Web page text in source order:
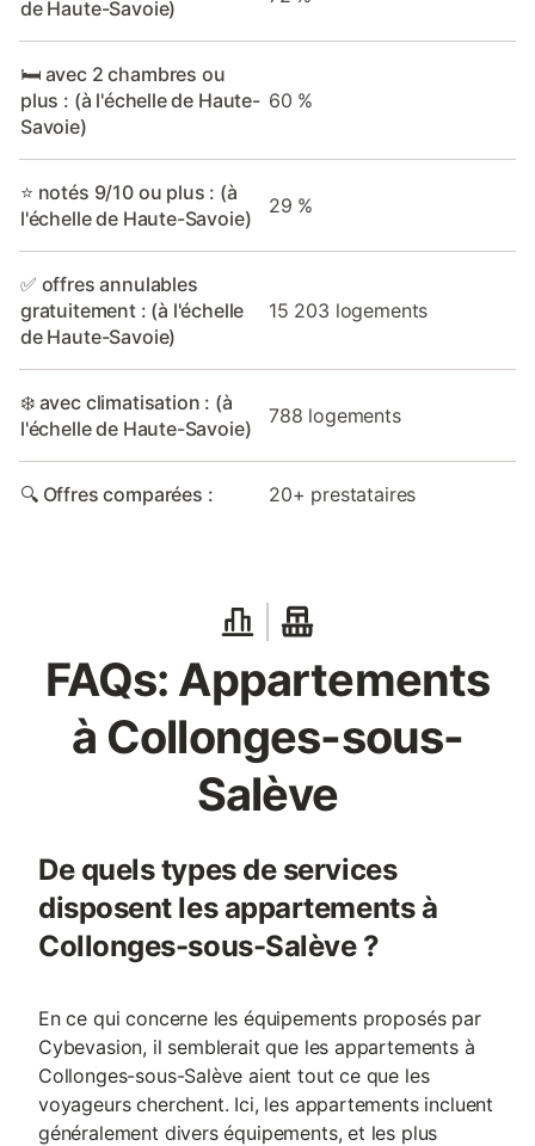
de Haute-Savoie)
🛏️ avec 2 chambres ou
plus : (à l'échelle de Haute-
Savoie)
60 %
⭐ notés 9/10 ou plus : (à
l'échelle de Haute-Savoie)
29 %
✅ offres annulables
gratuitement : (à l'échelle
de Haute-Savoie)
15 203 logements
❄️ avec climatisation : (à
l'échelle de Haute-Savoie)
788 logements
🔍 Offres comparées : 20+ prestataires
FAQs: Appartements
à Collonges-sous-
Salève
De quels types de services
disposent les appartements à
Collonges-sous-Salève ?
En ce qui concerne les équipements proposés par
Cybevasion, il semblerait que les appartements à
Collonges-sous-Salève aient tout ce que les
voyageurs cherchent. Ici, les appartements incluent
généralement divers équipements, et les plus